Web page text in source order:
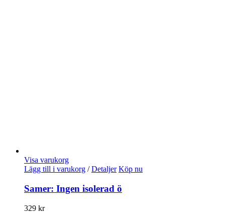
Visa varukorg
Lägg till i varukorg / Detaljer Köp nu
Samer: Ingen isolerad ö
329 kr